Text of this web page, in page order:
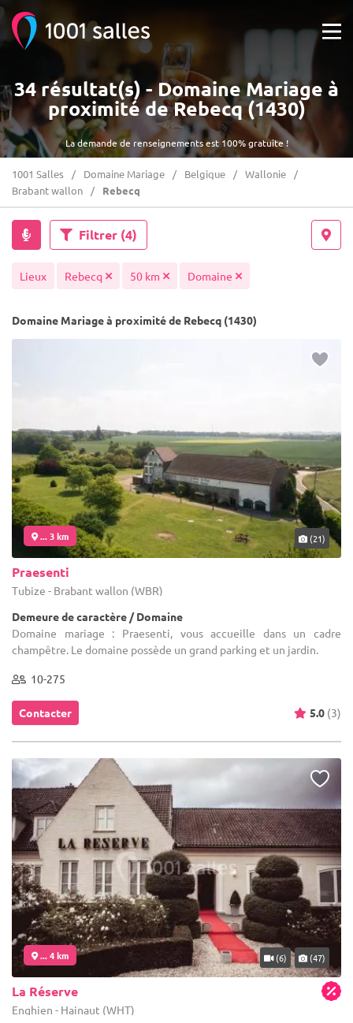
La demande de renseignements est 100% gratuite !
34 résultat(s) - Domaine Mariage à
proximité de Rebecq (1430)
1001 Salles Domaine Mariage Belgique
Wallonie
Brabant wallon
Rebecq
Filtrer (4)
Lieux Rebecq 50 km Domaine
Domaine Mariage à proximité de Rebecq (1430)
... 3 km (21)
Praesenti
Tubize - Brabant wallon (WBR)
Demeure de caractère / Domaine
Domaine mariage : Praesenti, vous accueille dans un cadre
champêtre. Le domaine possède un grand parking et un jardin.
10-275
Contacter 5.0 (3)
... 4 km (6) (47)
La Réserve
Enghien - Hainaut (WHT)